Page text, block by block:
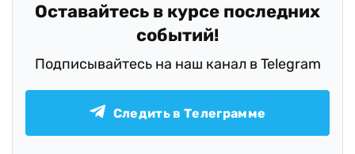
Оставайтесь в курсе последних
событий!
Подписывайтесь на наш канал в Telegram
Следить в Телеграмме